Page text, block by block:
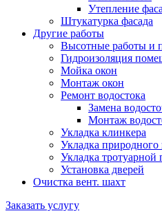
Утепление
Штукатурка фасада
Другие работы
Высотные работы и
Гидроизоляция
Мойка окон
Монтаж окон
Ремонт водостока
Замена
Монтаж
Укладка клинкера
Укладка природного
Укладка тротуарной
Установка дверей
Очистка вент. шахт
Заказать услугу